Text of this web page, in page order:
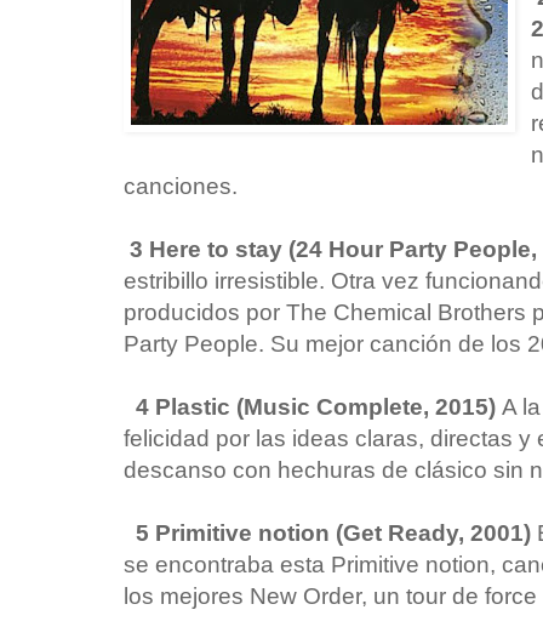
canciones.
3 Here to stay (24 Hour Party
estribillo irresistible. Otra vez
producidos por The Chemical Brothers
Party People. Su mejor canción de los
4 Plastic (Music Complete, 2015) A
felicidad por las ideas claras, directas y
descanso con hechuras de clásico sin
5 Primitive notion (Get Ready, 2001)
se encontraba esta Primitive notion,
los mejores New Order, un tour de